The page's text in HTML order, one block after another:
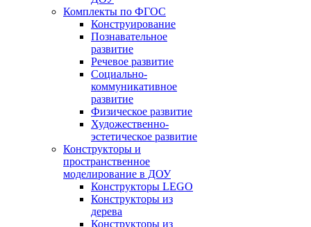
Комплекты по ФГОС
Конструирование
Познавательное
развитие
Речевое развитие
Социально-
коммуникативное
развитие
Физическое развитие
Художественно-
эстетическое развитие
Конструкторы и
пространственное
моделирование в ДОУ
Конструкторы LEGO
Конструкторы из
дерева
Конструкторы из